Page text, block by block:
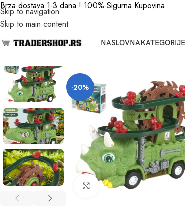
Skip to navigation
Skip to main content
Brza dostava 1-3 dana ! 100% Sigurna Kupovina
NASLOVNA
-20%
Click to enlarge